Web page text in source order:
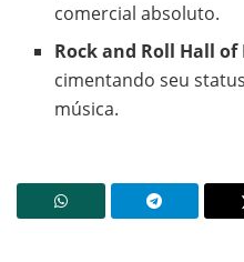
comercial absoluto.
Rock and Roll Hall of
cimentando seu
música.